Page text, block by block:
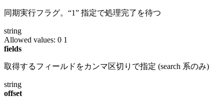
同期実行フラグ。“1” 指定で処理完了を待つ
string
Allowed values: 0 1
fields
取得するフィールドをカンマ区切りで指定 (search 系のみ)
string
offset